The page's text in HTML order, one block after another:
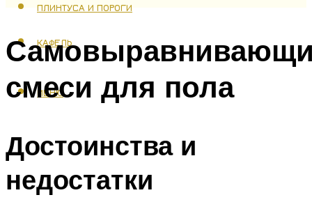
ПЛИНТУСА И ПОРОГИ
КАФЕЛЬ
МЕНЮ
смеси для пола
Достоинства и
недостатки